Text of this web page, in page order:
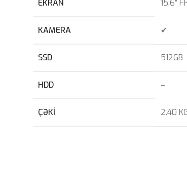
EKRAN 15.6″
KAMERA ✔
SSD 512GB
HDD –
ÇƏKI 2.40